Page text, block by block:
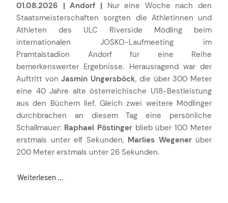
01.08.2026 | Andorf | Nur eine Woche nach den
Staatsmeisterschaften sorgten die Athletinnen und
Athleten des ULC Riverside Mödling beim
internationalen JOSKO-Laufmeeting im
Pramtalstadion Andorf für eine Reihe
bemerkenswerter Ergebnisse. Herausragend war der
Auftritt vonJasmin Ungersböck, die über 300 Meter
eine 40 Jahre alte österreichische U18-Bestleistung
aus den Büchern lief. Gleich zwei weitere Mödlinger
durchbrachen an diesem Tag eine persönliche
Schallmauer: Raphael Pöstingerblieb über 100 Meter
erstmals unter elf Sekunden, Marlies Wegenerüber
200 Meter erstmals unter 26 Sekunden.
Weiterlesen …